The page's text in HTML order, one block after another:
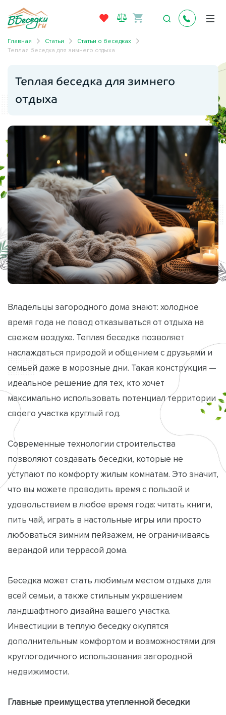
Главная Статьи
Статьи о беседках
Теплая беседка для зимнего отдыха
Теплая беседка для зимнего
отдыха
Владельцы загородного дома знают: холодное
время года не повод отказываться от отдыха на
свежем воздухе. Теплая беседка позволяет
наслаждаться природой и общением с друзьями и
семьей даже в морозные дни. Такая конструкция —
идеальное решение для тех, кто хочет
максимально использовать потенциал территории
своего участка круглый год.
Современные технологии строительства
позволяют создавать беседки, которые не
уступают по комфорту жилым комнатам. Это значит,
что вы можете проводить время с пользой и
удовольствием в любое время года: читать книги,
пить чай, играть в настольные игры или просто
любоваться зимним пейзажем, не ограничиваясь
верандой или террасой дома.
Беседка может стать любимым местом отдыха для
всей семьи, а также стильным украшением
ландшафтного дизайна вашего участка.
Инвестиции в теплую беседку окупятся
дополнительным комфортом и возможностями для
круглогодичного использования загородной
недвижимости.
Главные преимущества утепленной беседки